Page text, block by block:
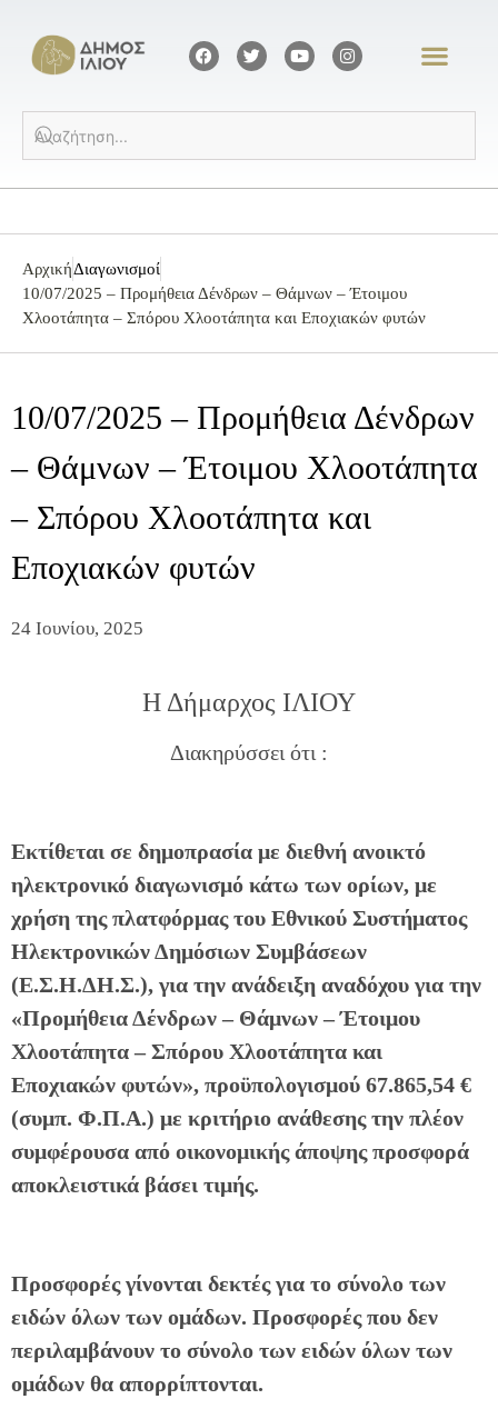
ΑρχικήΔιαγωνισμοί
10/07/2025 – Προμήθεια Δένδρων – Θάμνων – Έτοιμου
Χλοοτάπητα – Σπόρου Χλοοτάπητα και Εποχιακών φυτών
10/07/2025 – Προμήθεια Δένδρων
– Θάμνων – Έτοιμου Χλοοτάπητα
– Σπόρου Χλοοτάπητα και
Εποχιακών φυτών
24 Ιουνίου, 2025
Η Δήμαρχος ΙΛΙΟΥ
Διακηρύσσει ότι :
Εκτίθεται σε δημοπρασία με διεθνή ανοικτό
ηλεκτρονικό διαγωνισμό κάτω των ορίων, με
χρήση της πλατφόρμας του Εθνικού Συστήματος
Ηλεκτρονικών Δημόσιων Συμβάσεων
(Ε.Σ.Η.ΔΗ.Σ.), για την ανάδειξη αναδόχου για την
«Προμήθεια Δένδρων – Θάμνων – Έτοιμου
Χλοοτάπητα – Σπόρου Χλοοτάπητα και
Εποχιακών φυτών», προϋπολογισμού 67.865,54 €
(συμπ. Φ.Π.Α.) με κριτήριο ανάθεσης την πλέον
συμφέρουσα από οικονομικής άποψης προσφορά
αποκλειστικά βάσει τιμής.
Προσφορές γίνονται δεκτές για το σύνολο των
ειδών όλων των ομάδων. Προσφορές που δεν
περιλαμβάνουν το σύνολο των ειδών όλων των
ομάδων θα απορρίπτονται.